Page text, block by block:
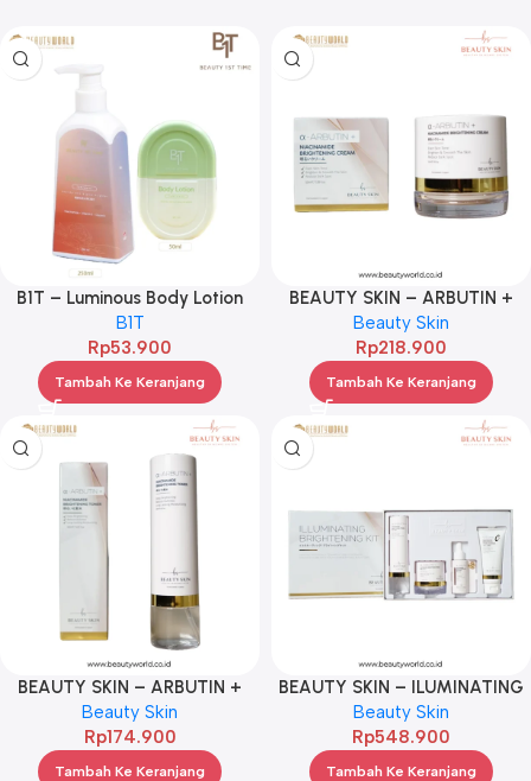
B1T – Luminous Body Lotion
50ML
B1T
Rp53.900
Tambah Ke Keranjang
BEAUTY SKIN – ARBUTIN +
NIACINAMIDE BRIGH CREAM
50ML
Beauty Skin
Rp218.900
Tambah Ke Keranjang
BEAUTY SKIN – ARBUTIN +
NIACINAMIDE TONER 120ML
Beauty Skin
Rp174.900
Tambah Ke Keranjang
BEAUTY SKIN – ILUMINATING
BRIGHTENING KIT BOX
Beauty Skin
Rp548.900
Tambah Ke Keranjang